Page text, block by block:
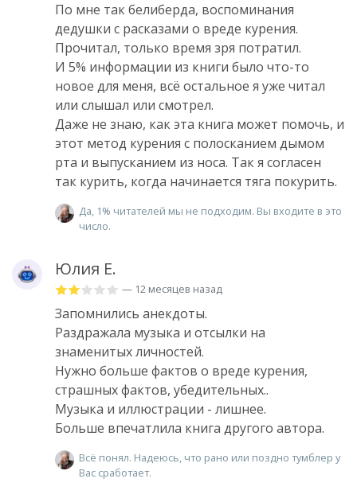
По мне так белиберда, воспоминания
дедушки с расказами о вреде курения.
Прочитал, только время зря потратил.
И 5% информации из книги было что-то
новое для меня, всё остальное я уже читал
или слышал или смотрел.
Даже не знаю, как эта книга может помочь, и
этот метод курения с полосканием дымом
рта и выпусканием из носа. Так я согласен
так курить, когда начинается тяга покурить.
Да, 1% читателей мы не подходим. Вы входите в это
число.
Юлия Е.
— 12 месяцев назад
Запомнились анекдоты.
Раздражала музыка и отсылки на
знаменитых личностей.
Нужно больше фактов о вреде курения,
страшных фактов, убедительных..
Музыка и иллюстрации - лишнее.
Больше впечатлила книга другого автора.
Всё понял. Надеюсь, что рано или поздно тумблер у
Вас сработает.